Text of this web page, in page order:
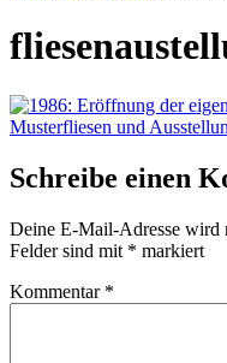
Schreibe einen
Deine E-Mail-Adresse wird
Felder sind mit * markiert
Kommentar *